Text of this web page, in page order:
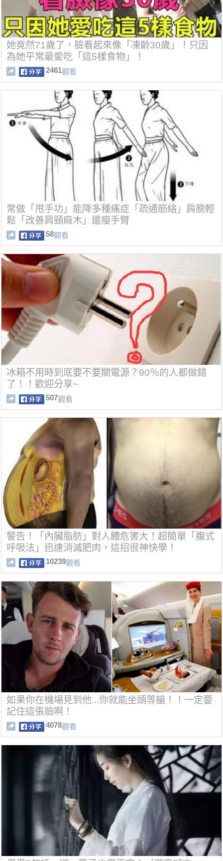
她竟然71歲了，臉看起來像「凍齡30歲」！只因
為她平常最愛吃「這5樣食物」！
2461觀看
常做「甩手功」能降多種痛症「疏通筋絡」肩膀輕
鬆「改善肩頸麻木」還瘦手臂
58觀看
冰箱不用時到底要不要關電源？90％的人都做錯
了！！歡迎分享~
507觀看
警告！「內臟脂肪」對人體危害大！超簡單「腹式
呼吸法」迅速消滅肥肉，這招很神快學！
10239觀看
如果你在機場見到他...你就能坐頭等艙！！一定要
記住這張臉啊！
4078觀看